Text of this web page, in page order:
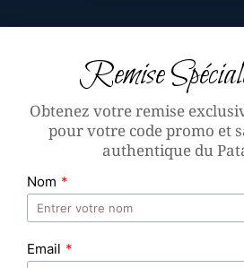
assiette ! Les produits
sont ancrés dans la culture
A PROPOS
Remise
Obtenez votre remise
pour votre code promo et
authentique du
Nom *
Email *